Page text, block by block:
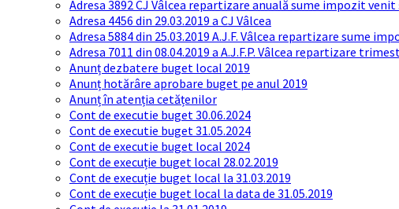
Adresa 3892 CJ Vâlcea repartizare anuală sume impozit
Adresa 4456 din 29.03.2019 a CJ Vâlcea
Adresa 5884 din 25.03.2019 A.J.F. Vâlcea repartizare sume
Adresa 7011 din 08.04.2019 a A.J.F.P. Vâlcea repartizare
Anunț dezbatere buget local 2019
Anunț hotărâre aprobare buget pe anul 2019
Anunț în atenția cetățenilor
Cont de executie buget 30.06.2024
Cont de executie buget 31.05.2024
Cont de executie buget local 2024
Cont de execuție buget local 28.02.2019
Cont de execuție buget local la 31.03.2019
Cont de execuție buget local la data de 31.05.2019